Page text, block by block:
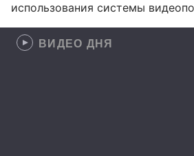
использования системы
ВИДЕО ДНЯ